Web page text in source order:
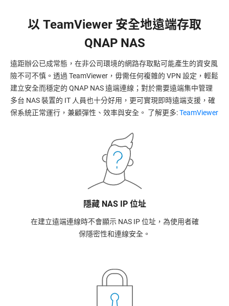
以 TeamViewer 安全地遠端存取
QNAP NAS
遠距辦公已成常態，在非公司環境的網路存取點可能產生的資安風
險不可不慎。透過 TeamViewer，毋需任何複雜的 VPN 設定，輕鬆
建立安全而穩定的 QNAP NAS 遠端連線；對於需要遠端集中管理
多台 NAS 裝置的 IT 人員也十分好用，更可實現即時遠端支援，確
保系統正常運行，兼顧彈性、效率與安全。 了解更多:TeamViewer
隱藏 NAS IP 位址
在建立遠端連線時不會顯示 NAS IP 位址，為使用者確
保隱密性和連線安全。